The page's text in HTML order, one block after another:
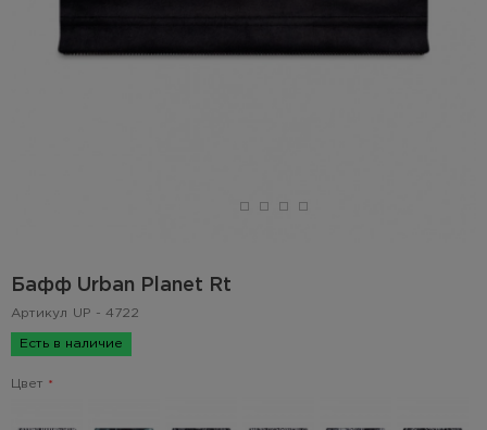
Бафф Urban Planet Rt
Артикул UP - 4722
Есть в наличие
Цвет